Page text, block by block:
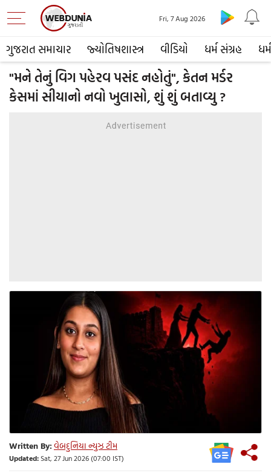
ગુજરાત સમાચાર જ્યોતિષશાસ્ત્ર વીડિયો ધર્મ સંગ્રહ ધર્મ
Fri, 7 Aug 2026
"મને તેનું વિગ પહેરવ પસંદ નહોતું", કેતન મર્ડર
કેસમાં સીયાનો નવો ખુલાસો, શું શું બતાવ્યુ ?
Written By:વેબદુનિયા ન્યુઝ ટીમ
Updated:Sat, 27 Jun 2026 (07:00 IST)